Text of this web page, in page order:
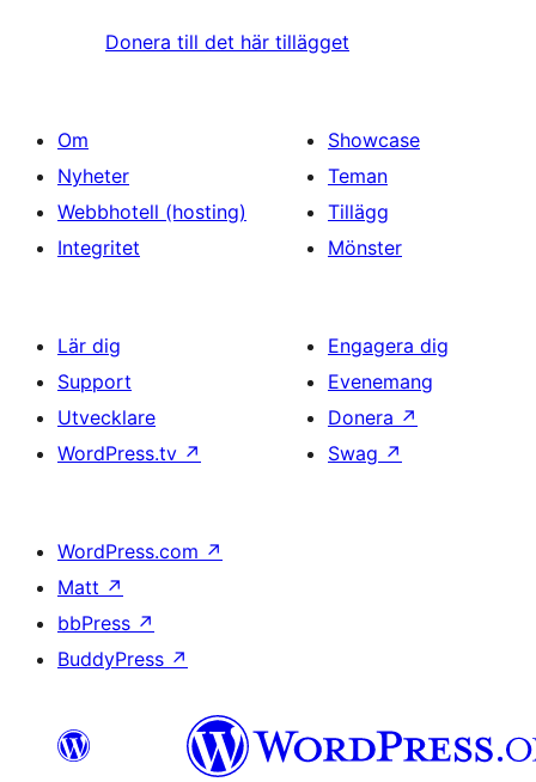
Donera till det här tillägget
Om
Nyheter
Webbhotell (hosting)
Integritet
Showcase
Teman
Tillägg
Mönster
Lär dig
Support
Utvecklare
WordPress.tv ↗
Engagera dig
Evenemang
Donera ↗
Swag ↗
WordPress.com ↗
Matt ↗
bbPress ↗
BuddyPress ↗